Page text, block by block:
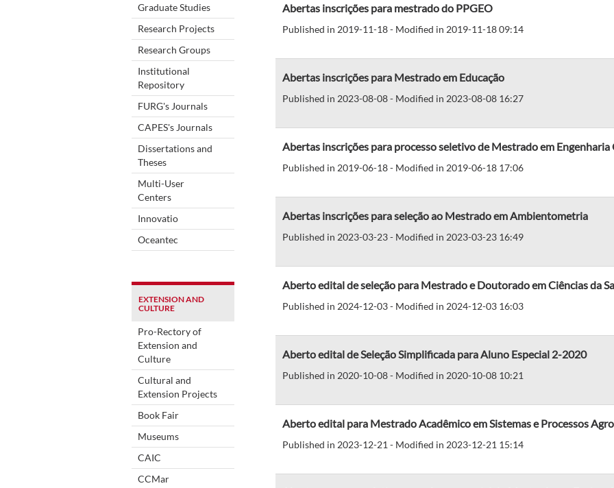
Graduate Studies
Research Projects
Research Groups
Institutional
Repository
FURG's Journals
CAPES's Journals
Dissertations and
Theses
Multi-User
Centers
Innovatio
Oceantec
EXTENSION AND
CULTURE
Pro-Rectory of
Extension and
Culture
Cultural and
Extension Projects
Book Fair
Museums
CAIC
CCMar
Abertas inscrições para mestrado do PPGEO
Published in 2019-11-18 - Modified in 2019-11-18 09:14
Abertas inscrições para Mestrado em Educação
Published in 2023-08-08 - Modified in 2023-08-08 16:27
Abertas inscrições para processo seletivo de Mestrado em Engenharia
Published in 2019-06-18 - Modified in 2019-06-18 17:06
Abertas inscrições para seleção ao Mestrado em Ambientometria
Published in 2023-03-23 - Modified in 2023-03-23 16:49
Aberto edital de seleção para Mestrado e Doutorado em Ciências da
Published in 2024-12-03 - Modified in 2024-12-03 16:03
Aberto edital de Seleção Simplificada para Aluno Especial 2-2020
Published in 2020-10-08 - Modified in 2020-10-08 10:21
Aberto edital para Mestrado Acadêmico em Sistemas e Processos
Published in 2023-12-21 - Modified in 2023-12-21 15:14